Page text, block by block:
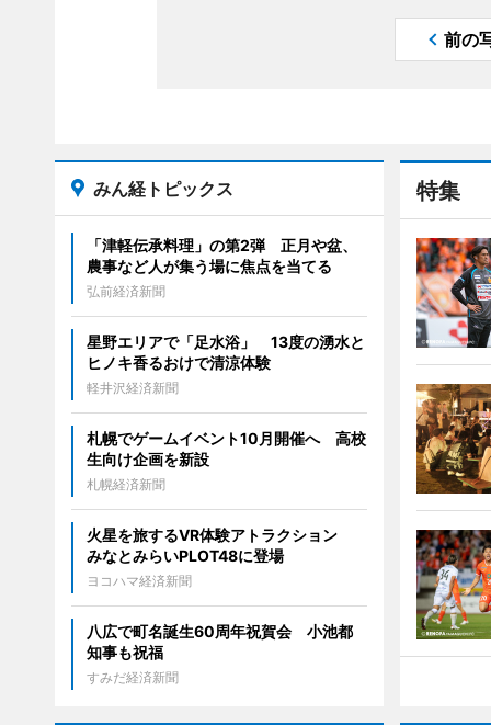
前の
特集
みん経トピックス
「津軽伝承料理」の第2弾 正月や盆、
農事など人が集う場に焦点を当てる
弘前経済新聞
星野エリアで「足水浴」 13度の湧水と
ヒノキ香るおけで清涼体験
軽井沢経済新聞
札幌でゲームイベント10月開催へ 高校
生向け企画を新設
札幌経済新聞
火星を旅するVR体験アトラクション
みなとみらいPLOT48に登場
ヨコハマ経済新聞
八広で町名誕生60周年祝賀会 小池都
知事も祝福
すみだ経済新聞